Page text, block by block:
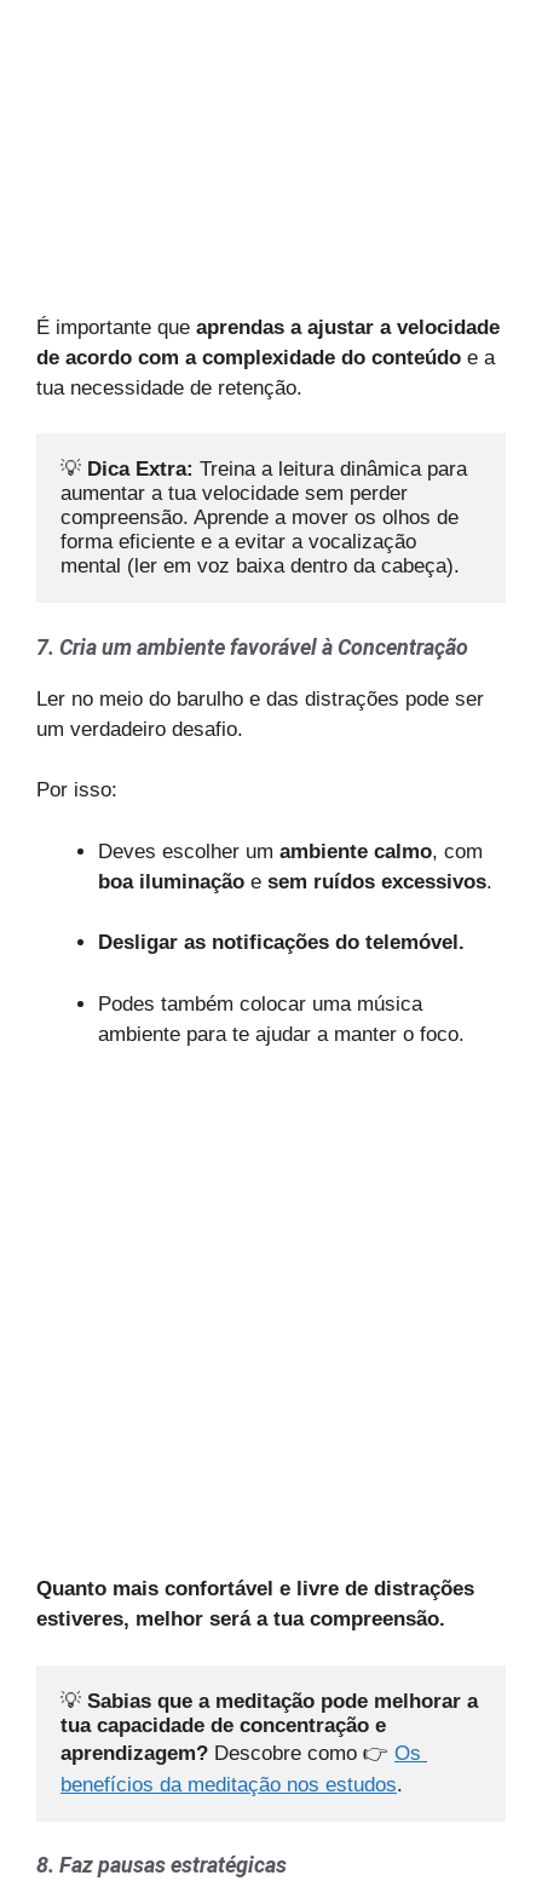
É importante que aprendas a ajustar a velocidade
de acordo com a complexidade do conteúdo e a
tua necessidade de retenção.
💡 Dica Extra: Treina a leitura dinâmica para
aumentar a tua velocidade sem perder
compreensão. Aprende a mover os olhos de
forma eficiente e a evitar a vocalização
mental (ler em voz baixa dentro da cabeça).
7. Cria um ambiente favorável à Concentração
Ler no meio do barulho e das distrações pode ser
um verdadeiro desafio.
Por isso:
Deves escolher um ambiente calmo, com
boa iluminação e sem ruídos excessivos.
Desligar as notificações do telemóvel.
Podes também colocar uma música
ambiente para te ajudar a manter o foco.
Quanto mais confortável e livre de distrações
estiveres, melhor será a tua compreensão.
💡 Sabias que a meditação pode melhorar a
tua capacidade de concentração e
aprendizagem? Descobre como 👉 Os
benefícios da meditação nos estudos.
8. Faz pausas estratégicas